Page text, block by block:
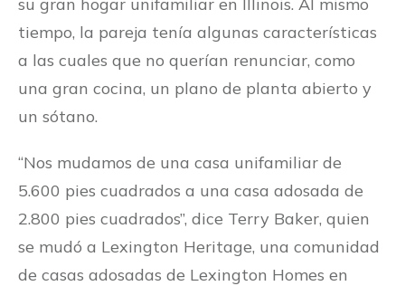
tiempo, la pareja tenía algunas características
a las cuales que no querían renunciar, como
una gran cocina, un plano de planta abierto y
un sótano.
“Nos mudamos de una casa unifamiliar de
5.600 pies cuadrados a una casa adosada de
2.800 pies cuadrados”, dice Terry Baker, quien
se mudó a Lexington Heritage, una comunidad
de casas adosadas de Lexington Homes en